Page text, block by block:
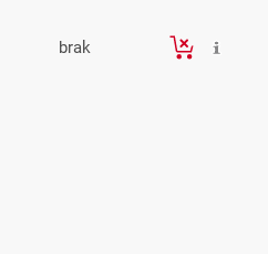
brak